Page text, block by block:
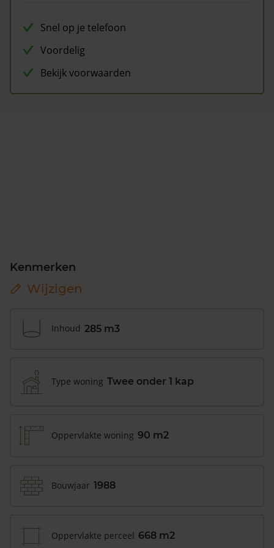
Snel op je telefoon
Voordelig
Bekijk voorwaarden
Kenmerken
Wijzigen
Inhoud 285 m3
Type woning Twee onder 1 kap
Oppervlakte woning 90 m2
Bouwjaar 1988
Oppervlakte perceel 668 m2